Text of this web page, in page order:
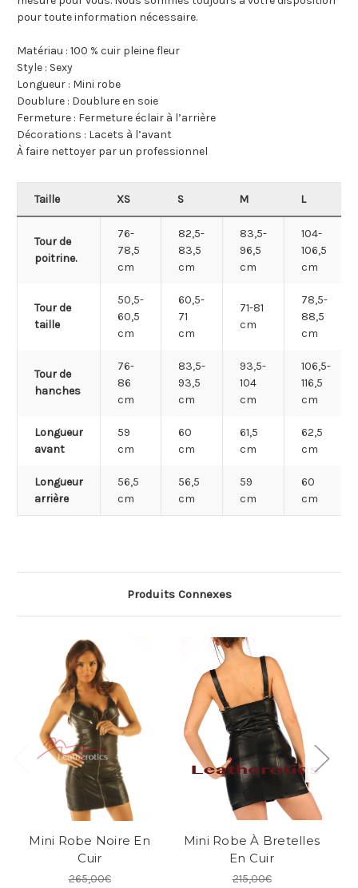
pour toute information nécessaire.
Matériau : 100 % cuir pleine fleur
Style : Sexy
Longueur : Mini robe
Doublure : Doublure en soie
Fermeture : Fermeture éclair à l’arrière
Décorations : Lacets à l’avant
À faire nettoyer par un professionnel
Taille XS S M L
Tour de
poitrine.
76-
78,5
cm
82,5-
83,5
cm
83,5-
96,5
cm
104-
106,5
cm
Tour de
taille
50,5-
60,5
cm
60,5-
71
cm
71-81
cm
78,5-
88,5
cm
Tour de
hanches
76-
86
cm
83,5-
93,5
cm
93,5-
104
cm
106,5-
116,5
cm
Longueur
avant
59
cm
60
cm
61,5
cm
62,5
cm
Longueur
arrière
56,5
cm
56,5
cm
59
cm
60
cm
Produits Connexes
Mini Robe Noire En
Cuir
265,00€
Mini Robe À Bretelles
En Cuir
215,00€